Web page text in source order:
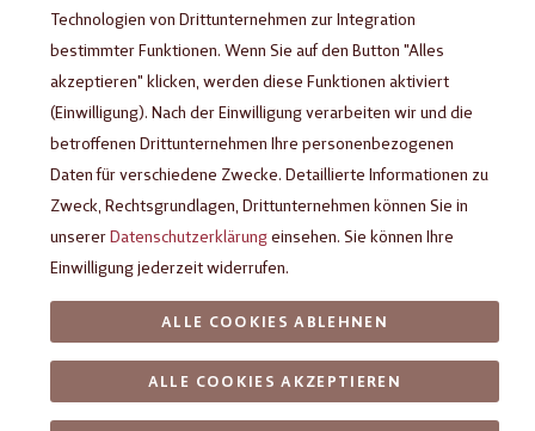
Blog by MGS
Startseite Blog by MGS
Have no posts.
Shop Service
Themenwelten
Technologien von Drittunternehmen zur Integration
bestimmter Funktionen. Wenn Sie auf den Button "Alles
akzeptieren" klicken, werden diese Funktionen aktiviert
(Einwilligung). Nach der Einwilligung verarbeiten wir und die
betroffenen Drittunternehmen Ihre personenbezogenen
Daten für verschiedene Zwecke. Detaillierte Informationen zu
Zweck, Rechtsgrundlagen, Drittunternehmen können Sie in
unsererDatenschutzerklärungeinsehen. Sie können Ihre
Einwilligung jederzeit widerrufen.
ALLE COOKIES AKZEPTIEREN
ALLE COOKIES ABLEHNEN